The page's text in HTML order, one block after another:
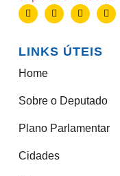
LINKS ÚTEIS
Home
Sobre o Deputado
Plano Parlamentar
Cidades